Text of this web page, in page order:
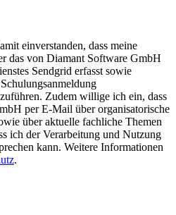
einverstanden, dass meine
das von Diamant Software GmbH
Sendgrid erfasst sowie
Zudem willige ich ein, dass
per E‑Mail über organisatorische
über aktuelle fachliche Themen
ich der Verarbeitung und Nutzung
kann. Weitere Informationen
.